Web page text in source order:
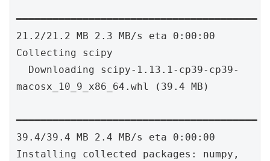
━━━━━━━━━━━━━━━━━━━━━━━━━━━━━━━━━━━━━━━━
21.2/21.2 MB 2.3 MB/s eta 0:00:00
Collecting scipy
macosx_10_9_x86_64.whl (39.4 MB)
━━━━━━━━━━━━━━━━━━━━━━━━━━━━━━━━━━━━━━━━
39.4/39.4 MB 2.4 MB/s eta 0:00:00
Installing collected packages: numpy,